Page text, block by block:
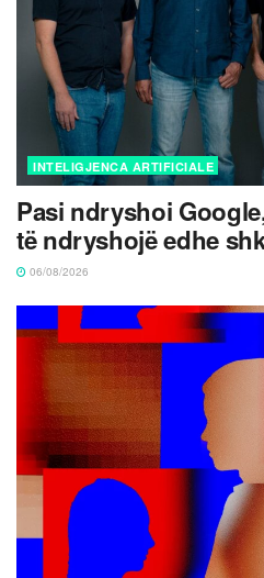
INTELIGJENCA ARTIFICIALE
Pasi ndryshoi
të ndryshojë edhe
06/08/2026